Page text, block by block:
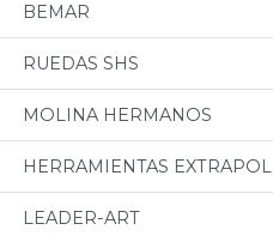
BEMAR
RUEDAS SHS
MOLINA HERMANOS
HERRAMIENTAS EXTRAPOL
LEADER-ART